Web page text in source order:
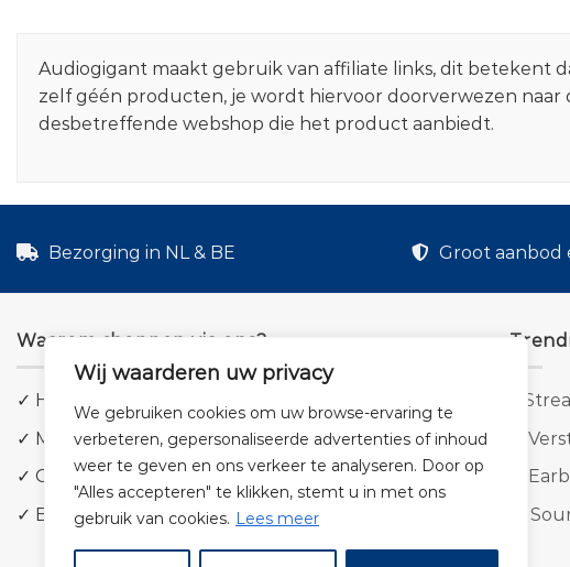
Wij waarderen uw privacy
We gebruiken cookies om uw browse-ervaring te
verbeteren, gepersonaliseerde advertenties of inhoud
weer te geven en ons verkeer te analyseren. Door op
"Alles accepteren" te klikken, stemt u in met ons
gebruik van cookies. Lees meer
Audiogigant maakt gebruik van affiliate links, dit betekent
zelf géén producten, je wordt hiervoor doorverwezen
desbetreffende webshop die het product aanbiedt.
Bezorging in NL & BE Groot aanbod
Waarom shoppen via ons?
✓ Hoge kwaliteit geluid
✓ Meer dan 5.000 producten
✓ Groot aanbod en lage prijzen
✓ Bezorging in NL & BE